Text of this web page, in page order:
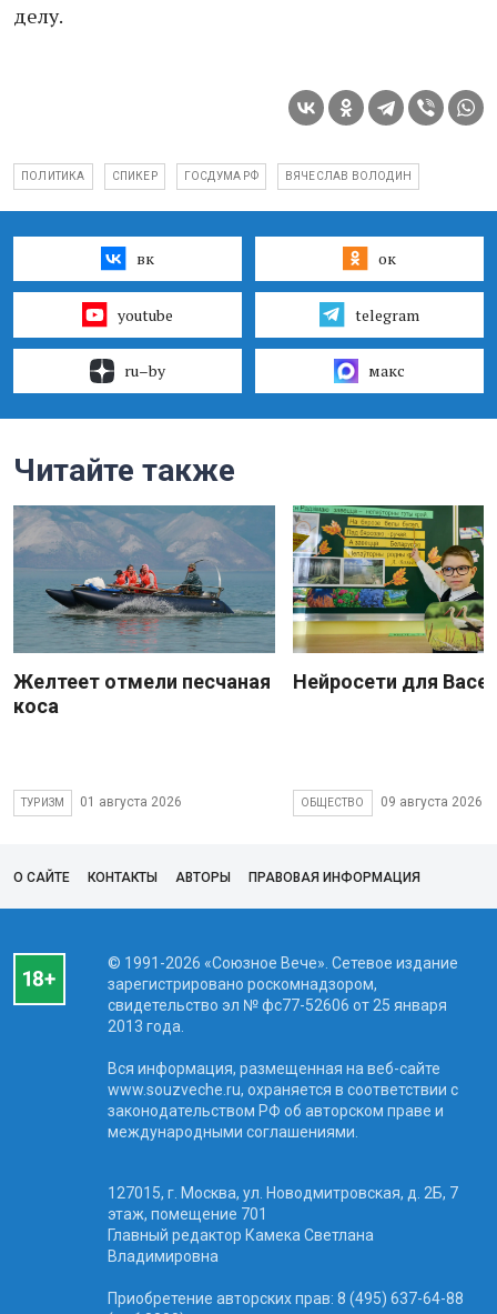
делу.
ПОЛИТИКА СПИКЕР ГОСДУМА РФ ВЯЧЕСЛАВ ВОЛОДИН
вк ок
youtube telegram
ru–by макс
Читайте также
Желтеет отмели песчаная
коса
ТУРИЗМ 01 августа 2026
Нейросети для
ОБЩЕСТВО 09 августа 2026
О САЙТЕ КОНТАКТЫ АВТОРЫ ПРАВОВАЯ ИНФОРМАЦИЯ
© 1991-2026 «Союзное Вече». Сетевое издание
зарегистрировано роскомнадзором,
свидетельство эл № фc77-52606 от 25 января
2013 года.
Вся информация, размещенная на веб-сайте
www.souzveche.ru, охраняется в соответствии с
законодательством РФ об авторском праве и
международными соглашениями.
127015, г. Москва, ул. Новодмитровская, д. 2Б, 7
этаж, помещение 701
Главный редактор Камека Светлана
Владимировна
Приобретение авторских прав: 8 (495) 637-64-88